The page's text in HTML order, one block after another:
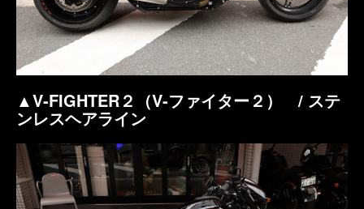
▲V-FIGHTER２（V-ファイター２） / ステ
ンレスヘアライン